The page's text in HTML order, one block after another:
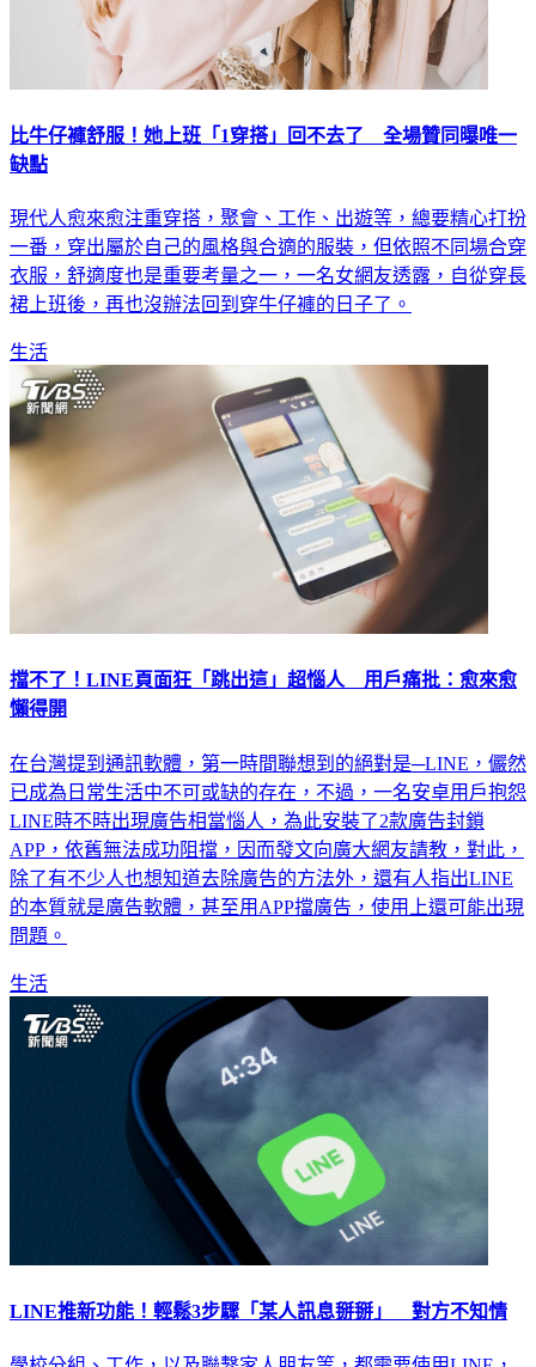
比牛仔褲舒服！她上班「1穿搭」回不去了 全場贊同曝唯一
缺點
現代人愈來愈注重穿搭，聚會、工作、出遊等，總要精心打扮
一番，穿出屬於自己的風格與合適的服裝，但依照不同場合穿
衣服，舒適度也是重要考量之一，一名女網友透露，自從穿長
裙上班後，再也沒辦法回到穿牛仔褲的日子了。
生活
擋不了！LINE頁面狂「跳出這」超惱人 用戶痛批：愈來愈
懶得開
在台灣提到通訊軟體，第一時間聯想到的絕對是─LINE，儼然
已成為日常生活中不可或缺的存在，不過，一名安卓用戶抱怨
LINE時不時出現廣告相當惱人，為此安裝了2款廣告封鎖
APP，依舊無法成功阻擋，因而發文向廣大網友請教，對此，
除了有不少人也想知道去除廣告的方法外，還有人指出LINE
的本質就是廣告軟體，甚至用APP擋廣告，使用上還可能出現
問題。
生活
LINE推新功能！輕鬆3步驟「某人訊息掰掰」 對方不知情